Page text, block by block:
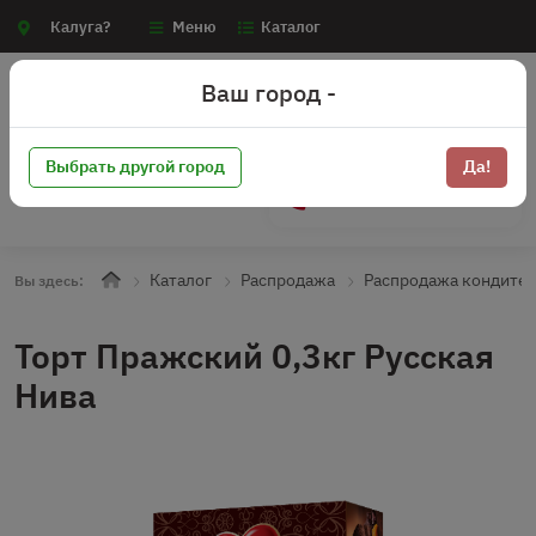
Калуга? Меню Каталог
Вы здесь: Каталог Распродажа Распродажа
Торт Пражский 0,3кг Русская
Нива
Ваш город -
Выбрать другой город Да!